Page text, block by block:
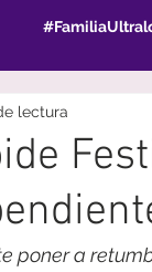
lectura
poner a